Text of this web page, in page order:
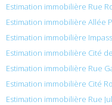
Estimation immobilière Rue
Estimation immobilière Allée
Estimation immobilière
Estimation immobilière Cité
Estimation immobilière Rue
Estimation immobilière Cité
Estimation immobilière Rue